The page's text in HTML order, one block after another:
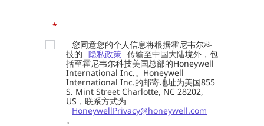
*
您同意您的个人信息将根据霍尼韦尔科
技的 隐私政策 传输至中国大陆境外，包
括至霍尼韦尔科技美国总部的Honeywell
International Inc.。Honeywell
International Inc.的邮寄地址为美国855
S. Mint Street Charlotte, NC 28202,
US，联系方式为
HoneywellPrivacy@honeywell.com
。